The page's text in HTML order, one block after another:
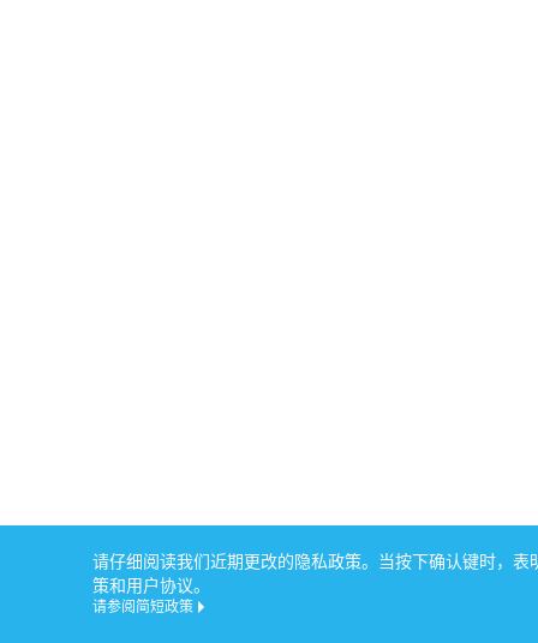
请仔细阅读我们近期更改的隐私政策。当按下确认键时，
策和用户协议。
请参阅简短政策